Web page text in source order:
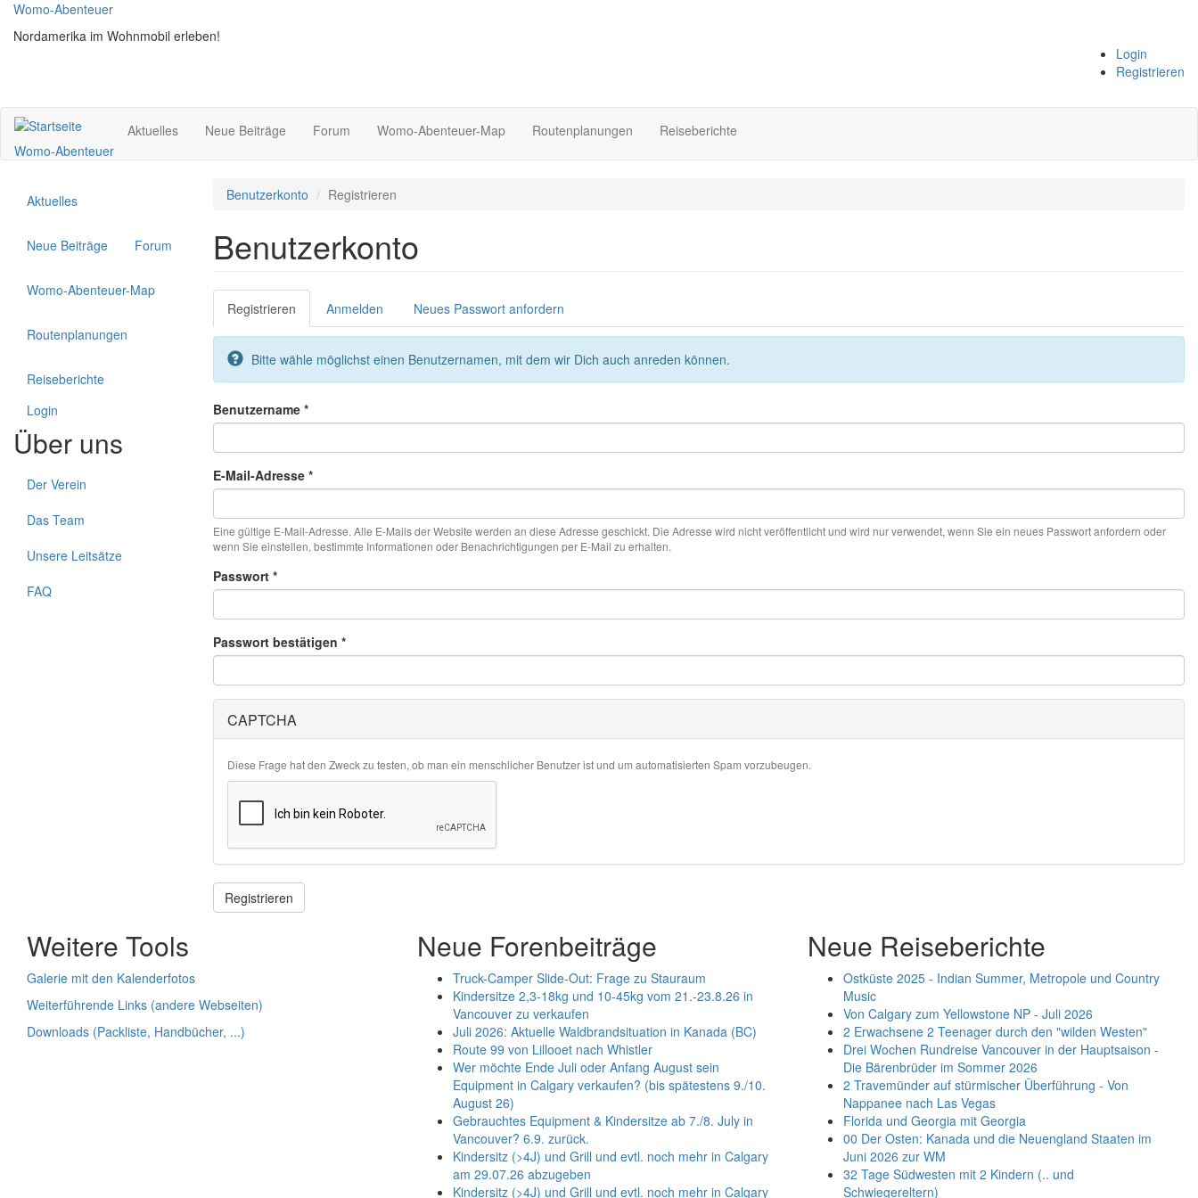
Direkt
zum
Inhalt
Womo-Abenteuer
Nordamerika im Wohnmobil erleben!
Login
Registrieren
Womo-Abenteuer
Aktuelles Neue Beiträge Forum Womo-Abenteuer-Map Routenplanungen Reiseberichte
Aktuelles
Neue Beiträge Forum
Womo-Abenteuer-Map
Routenplanungen
Reiseberichte
Login
Über uns
Der Verein
Das Team
Unsere Leitsätze
FAQ
Benutzerkonto Registrieren
Benutzerkonto
Haupt-
Reiter
Registrieren (aktiver
Reiter)
Anmelden Neues Passwort anfordern
Bitte wähle möglichst einen Benutzernamen, mit dem wir Dich auch anreden können.
Benutzername *
E-Mail-Adresse *
Eine gültige E-Mail-Adresse. Alle E-Mails der Website werden an diese Adresse geschickt. Die Adresse wird nicht veröffentlicht und wird nur verwendet, wenn Sie ein neues Passwort anfordern oder
wenn Sie einstellen, bestimmte Informationen oder Benachrichtigungen per E-Mail zu erhalten.
Passwort *
Passwort bestätigen *
CAPTCHA
Diese Frage hat den Zweck zu testen, ob man ein menschlicher Benutzer ist und um automatisierten Spam vorzubeugen.
Registrieren
Weitere Tools
Galerie mit den Kalenderfotos
Weiterführende Links (andere Webseiten)
Downloads (Packliste, Handbücher, ...)
Neue Forenbeiträge
Truck-Camper Slide-Out: Frage zu Stauraum
Kindersitze 2,3-18kg und 10-45kg vom 21.-23.8.26 in
Vancouver zu verkaufen
Juli 2026: Aktuelle Waldbrandsituation in Kanada (BC)
Route 99 von Lillooet nach Whistler
Wer möchte Ende Juli oder Anfang August sein
Equipment in Calgary verkaufen? (bis spätestens 9./10.
August 26)
Gebrauchtes Equipment & Kindersitze ab 7./8. July in
Vancouver? 6.9. zurück.
Kindersitz (>4J) und Grill und evtl. noch mehr in Calgary
am 29.07.26 abzugeben
Kindersitz (>4J) und Grill und evtl. noch mehr in Calgary
Neue Reiseberichte
Ostküste 2025 - Indian Summer, Metropole und Country
Music
Von Calgary zum Yellowstone NP - Juli 2026
2 Erwachsene 2 Teenager durch den "wilden Westen"
Drei Wochen Rundreise Vancouver in der Hauptsaison -
Die Bärenbrüder im Sommer 2026
2 Travemünder auf stürmischer Überführung - Von
Nappanee nach Las Vegas
Florida und Georgia mit Georgia
00 Der Osten: Kanada und die Neuengland Staaten im
Juni 2026 zur WM
32 Tage Südwesten mit 2 Kindern (.. und
Schwiegereltern)